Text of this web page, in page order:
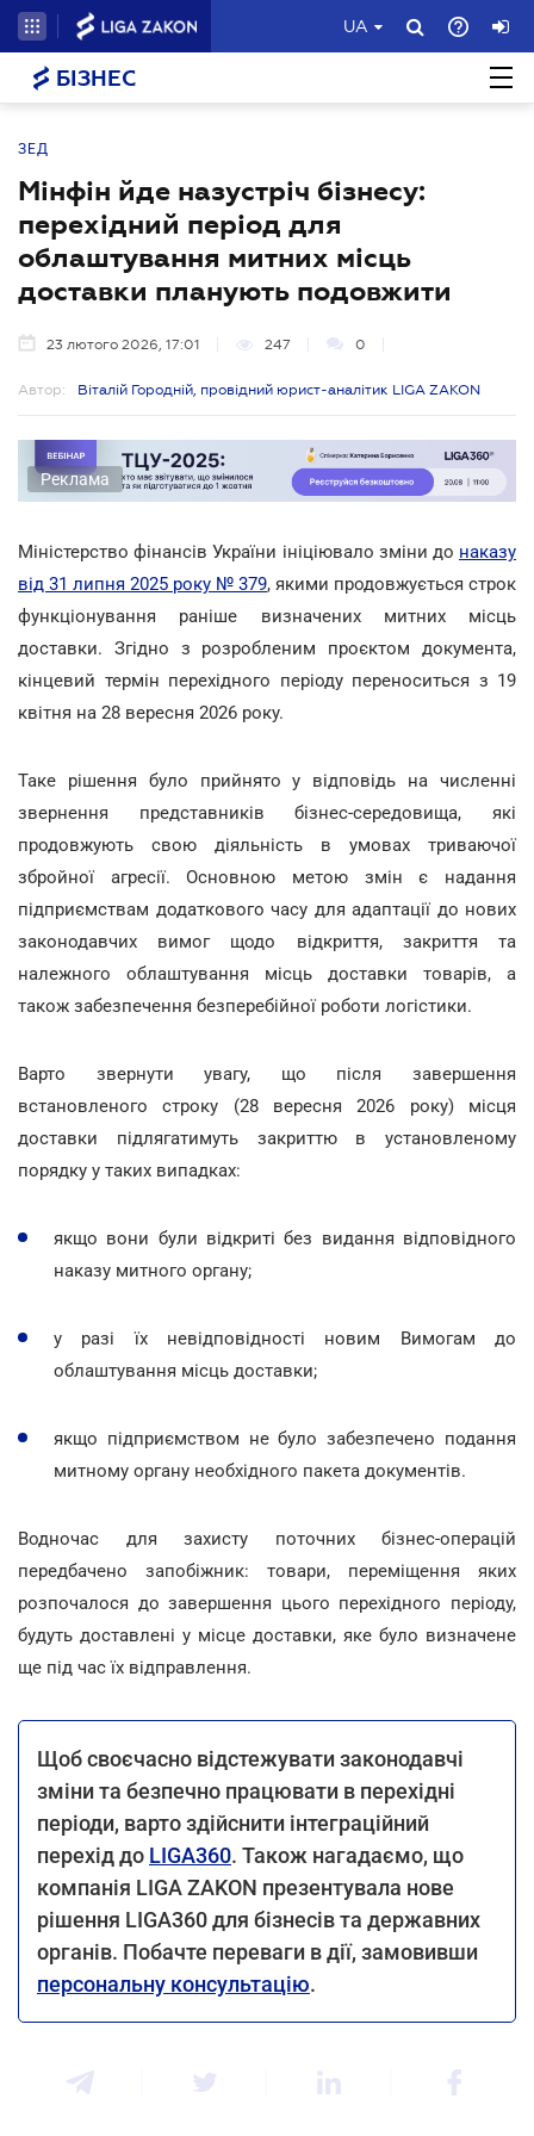
UA
БІЗНЕС
ЗЕД
Мінфін йде назустріч бізнесу:
перехідний період для
облаштування митних місць
доставки планують подовжити
23 лютого 2026, 17:01 247 0
Автор: Віталій Городній, провідний юрист-аналітик LIGA ZAKON
Реклама
Міністерство фінансів України ініціювало зміни до наказу
від 31 липня 2025 року № 379, якими продовжується строк
функціонування раніше визначених митних місць
доставки. Згідно з розробленим проєктом документа,
кінцевий термін перехідного періоду переноситься з 19
квітня на 28 вересня 2026 року.
Таке рішення було прийнято у відповідь на численні
звернення представників бізнес-середовища, які
продовжують свою діяльність в умовах триваючої
збройної агресії. Основною метою змін є надання
підприємствам додаткового часу для адаптації до нових
законодавчих вимог щодо відкриття, закриття та
належного облаштування місць доставки товарів, а
також забезпечення безперебійної роботи логістики.
Варто звернути увагу, що після завершення
встановленого строку (28 вересня 2026 року) місця
доставки підлягатимуть закриттю в установленому
порядку у таких випадках:
якщо вони були відкриті без видання відповідного
наказу митного органу;
у разі їх невідповідності новим Вимогам до
облаштування місць доставки;
якщо підприємством не було забезпечено подання
митному органу необхідного пакета документів.
Водночас для захисту поточних бізнес-операцій
передбачено запобіжник: товари, переміщення яких
розпочалося до завершення цього перехідного періоду,
будуть доставлені у місце доставки, яке було визначене
ще під час їх відправлення.
Щоб своєчасно відстежувати законодавчі
зміни та безпечно працювати в перехідні
періоди, варто здійснити інтеграційний
перехід до LIGA360. Також нагадаємо, що
компанія LIGA ZAKON презентувала нове
рішення LIGA360 для бізнесів та державних
органів. Побачте переваги в дії, замовивши
персональну консультацію.